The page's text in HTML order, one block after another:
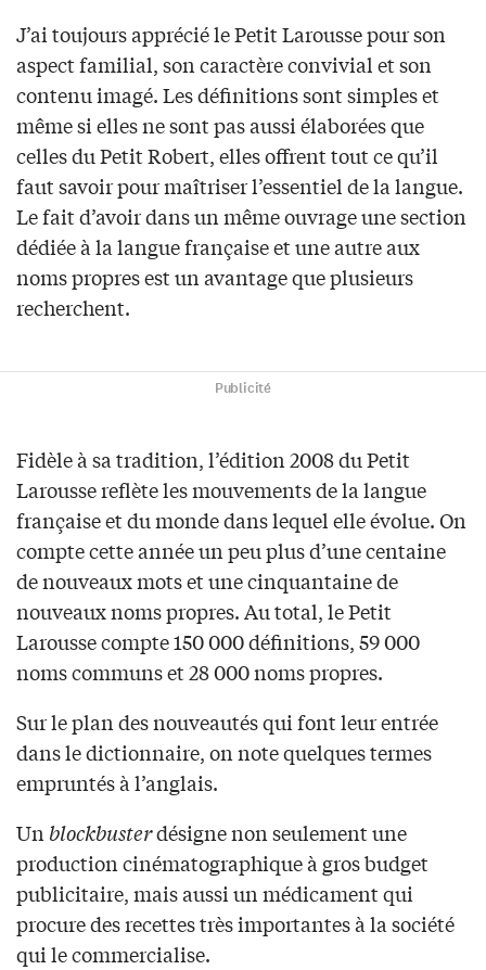
J’ai toujours apprécié le Petit Larousse pour son
aspect familial, son caractère convivial et son
contenu imagé. Les définitions sont simples et
même si elles ne sont pas aussi élaborées que
celles du Petit Robert, elles offrent tout ce qu’il
faut savoir pour maîtriser l’essentiel de la langue.
Le fait d’avoir dans un même ouvrage une section
dédiée à la langue française et une autre aux
noms propres est un avantage que plusieurs
recherchent.
Publicité
Fidèle à sa tradition, l’édition 2008 du Petit
Larousse reflète les mouvements de la langue
française et du monde dans lequel elle évolue. On
compte cette année un peu plus d’une centaine
de nouveaux mots et une cinquantaine de
nouveaux noms propres. Au total, le Petit
Larousse compte 150 000 définitions, 59 000
noms communs et 28 000 noms propres.
Sur le plan des nouveautés qui font leur entrée
dans le dictionnaire, on note quelques termes
empruntés à l’anglais.
Unblockbusterdésigne non seulement une
production cinématographique à gros budget
publicitaire, mais aussi un médicament qui
procure des recettes très importantes à la société
qui le commercialise.